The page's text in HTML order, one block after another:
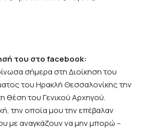
του στο facebook:
σήμερα στη Διοίκηση του
του Ηρακλή Θεσσαλονίκης την
θέση του Γενικού Αρχηγού.
την οποία μου την επέβαλαν
με αναγκάζουν να μην μπορώ –